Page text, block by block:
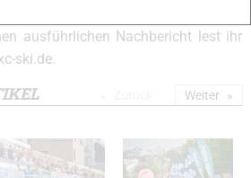
ausführlichen Nachbericht lest ihr
ski.de.
Weiter